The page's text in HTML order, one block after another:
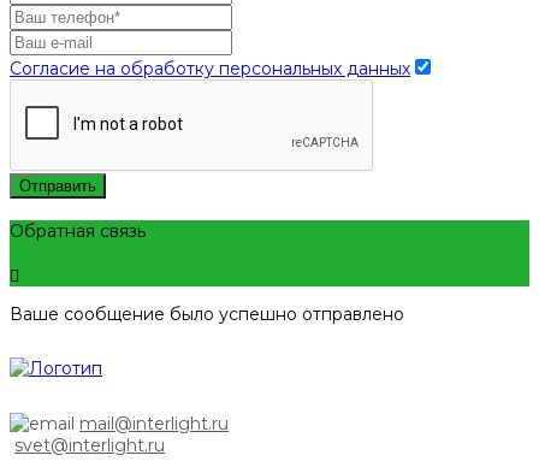
Согласие на обработку персональных данных
Отправить
Обратная связь
Ваше сообщение было успешно отправлено
mail@interlight.ru
svet@interlight.ru